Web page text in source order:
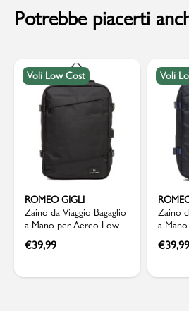
Potrebbe piacerti
Voli Low Cost
ROMEO GIGLI
Zaino da Viaggio Bagaglio
a Mano per Aereo Low
Cost nero Romeo Gigli
€39,99
Voli
Zaino
a
Cost
€39,99